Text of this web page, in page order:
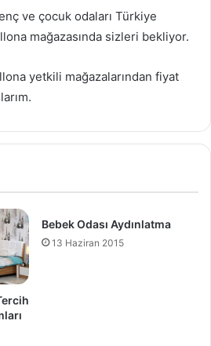
ve çocuk odaları Türkiye
mağazasında sizleri bekliyor.
yetkili mağazalarından fiyat
Bebek Odası Aydınlatma
13 Haziran 2015